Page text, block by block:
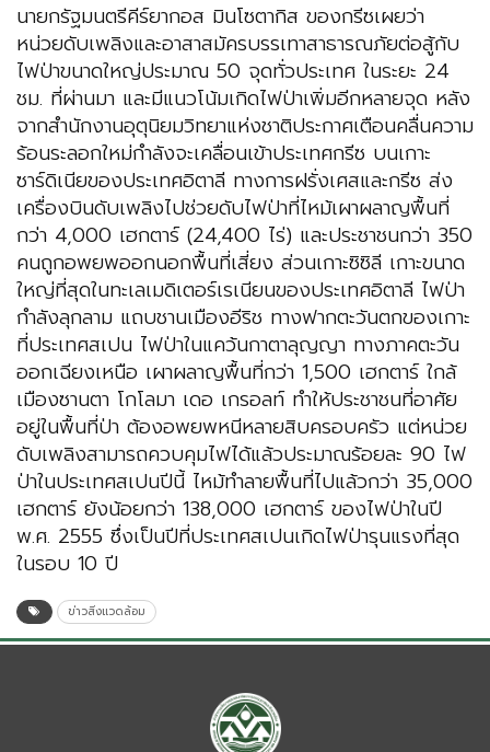
นายกรัฐมนตรีคีร์ยากอส มินโซตากิส ของกรีซเผยว่า
หน่วยดับเพลิงและอาสาสมัครบรรเทาสาธารณภัยต่อสู้กับ
ไฟป่าขนาดใหญ่ประมาณ 50 จุดทั่วประเทศ ในระยะ 24
ชม. ที่ผ่านมา และมีแนวโน้มเกิดไฟป่าเพิ่มอีกหลายจุด หลัง
จากสำนักงานอุตุนิยมวิทยาแห่งชาติประกาศเตือนคลื่นความ
ร้อนระลอกใหม่กำลังจะเคลื่อนเข้าประเทศกรีซ บนเกาะ
ซาร์ดิเนียของประเทศอิตาลี ทางการฝรั่งเศสและกรีซ ส่ง
เครื่องบินดับเพลิงไปช่วยดับไฟป่าที่ไหม้เผาผลาญพื้นที่
กว่า 4,000 เฮกตาร์ (24,400 ไร่) และประชาชนกว่า 350
คนถูกอพยพออกนอกพื้นที่เสี่ยง ส่วนเกาะซิซิลี เกาะขนาด
ใหญ่ที่สุดในทะเลเมดิเตอร์เรเนียนของประเทศอิตาลี ไฟป่า
กำลังลุกลาม แถบชานเมืองอีริช ทางฟากตะวันตกของเกาะ
ที่ประเทศสเปน ไฟป่าในแคว้นกาตาลุญญา ทางภาคตะวัน
ออกเฉียงเหนือ เผาผลาญพื้นที่กว่า 1,500 เฮกตาร์ ใกล้
เมืองซานตา โกโลมา เดอ เกรอลท์ ทำให้ประชาชนที่อาศัย
อยู่ในพื้นที่ป่า ต้องอพยพหนีหลายสิบครอบครัว แต่หน่วย
ดับเพลิงสามารถควบคุมไฟได้แล้วประมาณร้อยละ 90 ไฟ
ป่าในประเทศสเปนปีนี้ ไหม้ทำลายพื้นที่ไปแล้วกว่า 35,000
เฮกตาร์ ยังน้อยกว่า 138,000 เฮกตาร์ ของไฟป่าในปี
พ.ศ. 2555 ซึ่งเป็นปีที่ประเทศสเปนเกิดไฟป่ารุนแรงที่สุด
ในรอบ 10 ปี
ข่าวสิ่งแวดล้อม